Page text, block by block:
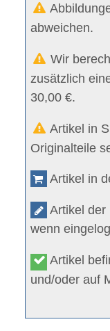
abweichen.
Wir
zusätzlich
30,00 €.
Artikel in
Originalteile
Artikel in
Artikel der
wenn
Artikel
und/oder auf